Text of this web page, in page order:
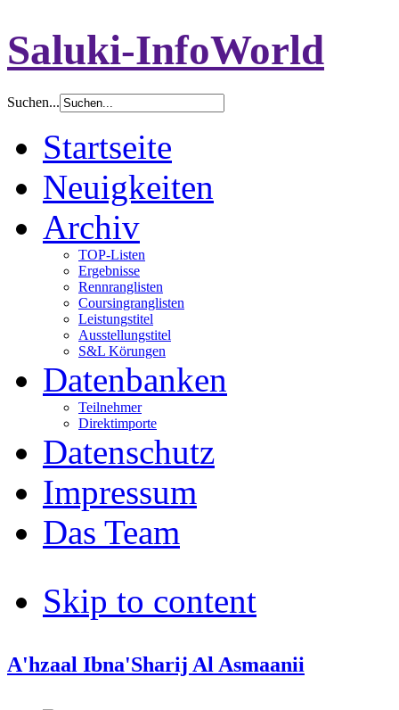
Saluki-InfoWorld
Suchen...
Startseite
Neuigkeiten
Archiv
TOP-Listen
Ergebnisse
Rennranglisten
Coursingranglisten
Leistungstitel
Ausstellungstitel
S&L Körungen
Datenbanken
Teilnehmer
Direktimporte
Datenschutz
Impressum
Das Team
Skip to content
A'hzaal Ibna'Sharij Al Asmaanii